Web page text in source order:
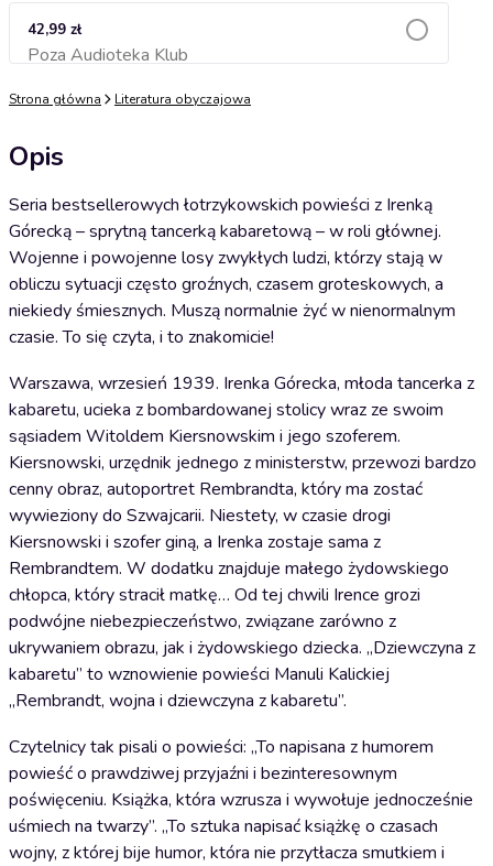
42,99 zł
Poza Audioteka KlubDodaj do koszyka
Strona główna Literatura obyczajowa
Opis
Seria bestsellerowych łotrzykowskich powieści z Irenką
Górecką – sprytną tancerką kabaretową – w roli głównej.
Wojenne i powojenne losy zwykłych ludzi, którzy stają w
obliczu sytuacji często groźnych, czasem groteskowych, a
niekiedy śmiesznych. Muszą normalnie żyć w nienormalnym
czasie. To się czyta, i to znakomicie!
Warszawa, wrzesień 1939. Irenka Górecka, młoda tancerka z
kabaretu, ucieka z bombardowanej stolicy wraz ze swoim
sąsiadem Witoldem Kiersnowskim i jego szoferem.
Kiersnowski, urzędnik jednego z ministerstw, przewozi bardzo
cenny obraz, autoportret Rembrandta, który ma zostać
wywieziony do Szwajcarii. Niestety, w czasie drogi
Kiersnowski i szofer giną, a Irenka zostaje sama z
Rembrandtem. W dodatku znajduje małego żydowskiego
chłopca, który stracił matkę… Od tej chwili Irence grozi
podwójne niebezpieczeństwo, związane zarówno z
ukrywaniem obrazu, jak i żydowskiego dziecka. „Dziewczyna z
kabaretu” to wznowienie powieści Manuli Kalickiej
„Rembrandt, wojna i dziewczyna z kabaretu”.
Czytelnicy tak pisali o powieści: „To napisana z humorem
powieść o prawdziwej przyjaźni i bezinteresownym
poświęceniu. Książka, która wzrusza i wywołuje jednocześnie
uśmiech na twarzy”. „To sztuka napisać książkę o czasach
wojny, z której bije humor, która nie przytłacza smutkiem i